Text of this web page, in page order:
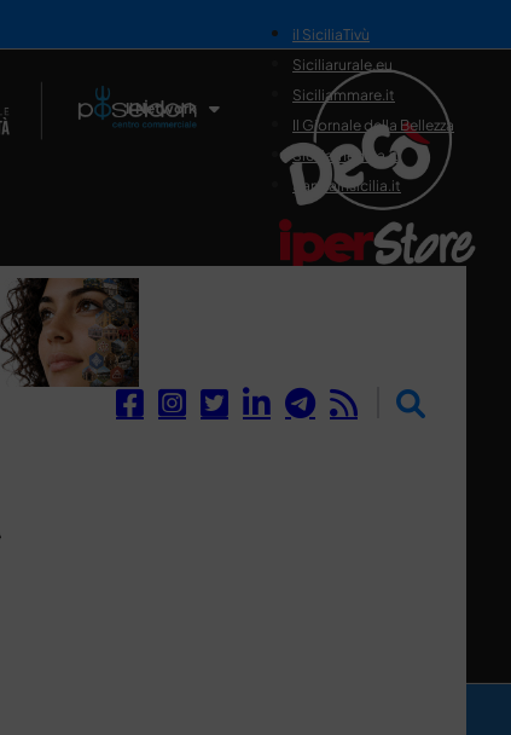
Il Network
il SiciliaTivù
Siciliarurale.eu
Siciliammare.it
Il Giornale della Bellezza
Siciliamedica.it
Sanitainsicilia.it